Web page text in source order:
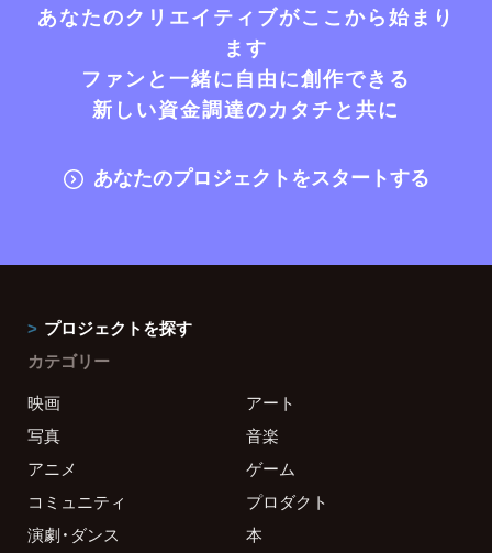
あなたのクリエイティブがここから始まり
ます
ファンと一緒に自由に創作できる
新しい資金調達のカタチと共に
あなたのプロジェクトをスタートする
プロジェクトを探す
カテゴリー
映画
アート
写真
音楽
アニメ
ゲーム
コミュニティ
プロダクト
演劇・ダンス
本